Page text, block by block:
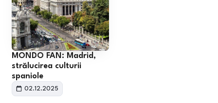
MONDO FAN: Madrid,
strălucirea culturii
spaniole
02.12.2025